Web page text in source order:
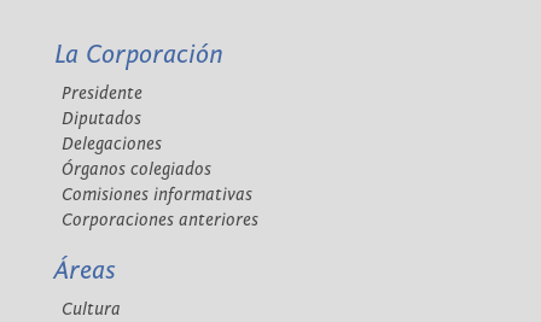
La Corporación
Presidente
Diputados
Delegaciones
Órganos colegiados
Comisiones informativas
Corporaciones anteriores
Áreas
Cultura